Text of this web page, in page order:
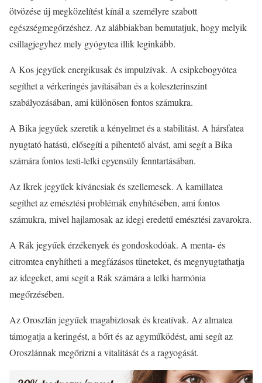
ötvözése új megközelítést kínál a személyre szabott
egészségmegőrzéshez. Az alábbiakban bemutatjuk, hogy melyik
csillagjegyhez mely gyógytea illik leginkább.
A Kos jegyűek energikusak és impulzívak. A csipkebogyótea
segíthet a vérkeringés javításában és a koleszterinszint
szabályozásában, ami különösen fontos számukra.
A Bika jegyűek szeretik a kényelmet és a stabilitást. A hársfatea
nyugtató hatású, elősegíti a pihentető alvást, ami segít a Bika
számára fontos testi-lelki egyensúly fenntartásában.
Az Ikrek jegyűek kíváncsiak és szellemesek. A kamillatea
segíthet az emésztési problémák enyhítésében, ami fontos
számukra, mivel hajlamosak az idegi eredetű emésztési zavarokra.
A Rák jegyűek érzékenyek és gondoskodóak. A menta- és
citromtea enyhítheti a megfázásos tüneteket, és megnyugtathatja
az idegeket, ami segít a Rák számára a lelki harmónia
megőrzésében.
Az Oroszlán jegyűek magabiztosak és kreatívak. Az almatea
támogatja a keringést, a bőrt és az agyműködést, ami segít az
Oroszlánnak megőrizni a vitalitását és a ragyogását.